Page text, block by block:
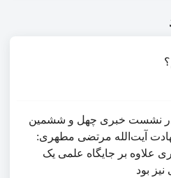
در نشست خبری چهل و ششمین
آیت‌الله مرتضی مطهری:
علاوه بر جایگاه علمی یک
بود